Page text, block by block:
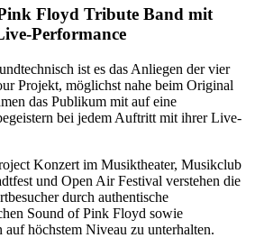
Floyd Tribute Band mit
Performance
ist es das Anliegen der vier
Projekt, möglichst nahe beim Original
das Publikum mit auf eine
bei jedem Auftritt mit ihrer Live-
Konzert im Musiktheater, Musikclub
und Open Air Festival verstehen die
durch authentische
Sound of Pink Floyd sowie
auf höchstem Niveau zu unterhalten.